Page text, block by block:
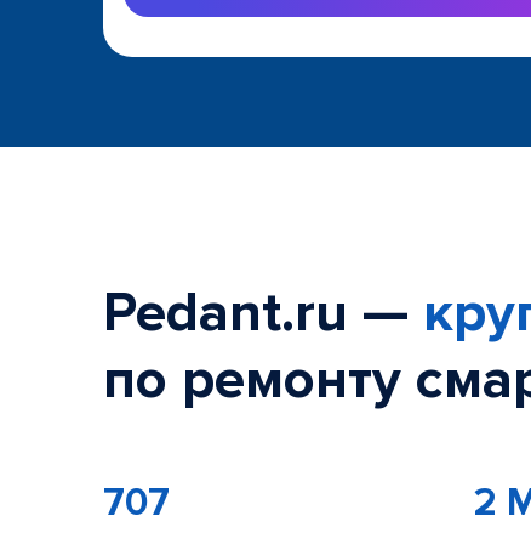
Pedant.ru —
по ремонту
707 2